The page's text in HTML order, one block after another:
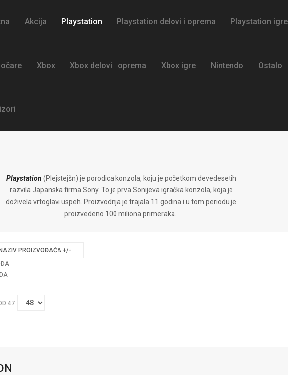
Akcija Playstation Playstation delovi i oprema Playstation igre
Xbox Xbox delovi i oprema Xbox igre Nintendo Ostalo
Playstation (Plejstejšn) je porodica konzola, koju je početkom devedesetih
razvila Japanska firma Sony. To je prva Sonijeva igračka konzola, koja je
doživela vrtoglavi uspeh. Proizvodnja je trajala 11 godina i u tom periodu je
proizvedeno 100 miliona primeraka.
PROIZVOĐAČA +/-
47